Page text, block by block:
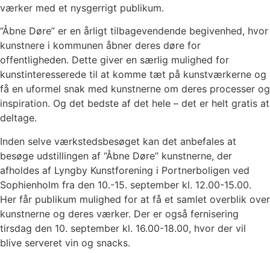
værker med et nysgerrigt publikum.
“Åbne Døre” er en årligt tilbagevendende begivenhed, hvor
kunstnere i kommunen åbner deres døre for
offentligheden. Dette giver en særlig mulighed for
kunstinteresserede til at komme tæt på kunstværkerne og
få en uformel snak med kunstnerne om deres processer og
inspiration. Og det bedste af det hele – det er helt gratis at
deltage.
Inden selve værkstedsbesøget kan det anbefales at
besøge udstillingen af “Åbne Døre” kunstnerne, der
afholdes af Lyngby Kunstforening i Portnerboligen ved
Sophienholm fra den 10.-15. september kl. 12.00-15.00.
Her får publikum mulighed for at få et samlet overblik over
kunstnerne og deres værker. Der er også fernisering
tirsdag den 10. september kl. 16.00-18.00, hvor der vil
blive serveret vin og snacks.